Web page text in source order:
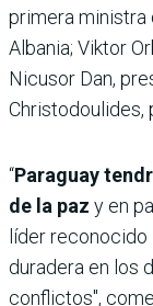
primera ministra
Albania; Viktor
Nicusor Dan,
Christodoulides,
“Paraguay
de la paz y en
líder
duradera en los
conflictos",